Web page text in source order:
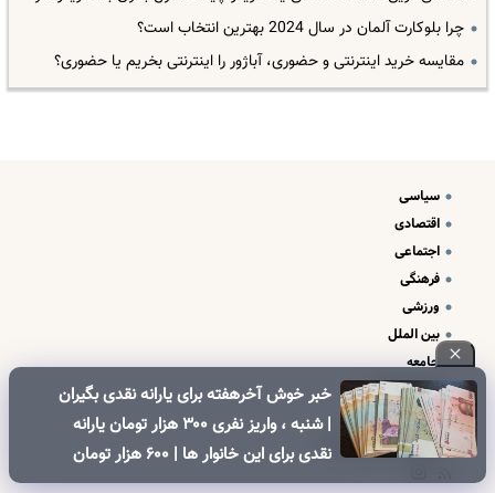
چرا بلوکارت آلمان در سال 2024 بهترین انتخاب است؟
مقایسه خرید اینترنتی و حضوری، آباژور را اینترنتی بخریم یا حضوری؟
خبر خوش آخرهفته برای یارانه نقدی بگیران
| شنبه ، واریز نفری ۳۰۰ هزار تومان یارانه
نقدی برای این خانوار ها | ۶۰۰ هزار تومان
کالابرگ برای خانوارهای دارای فرزند
سیاسی
اقتصادی
اجتماعی
فرهنگی
ورزشی
بین الملل
جامعه
علم و فناوری
درباره ما
تبلیغات و تماس با ما